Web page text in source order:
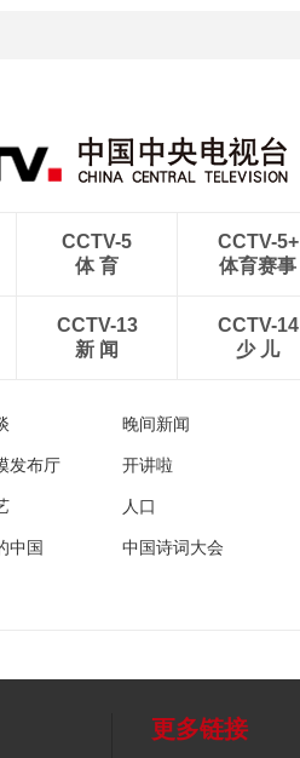
CCTV-5
体 育
CCTV-5+
体育赛事
CCTV-13
新 闻
CCTV-14
少 儿
晚间新闻
发布厅 开讲啦
人口
中国 中国诗词大会
更多链接